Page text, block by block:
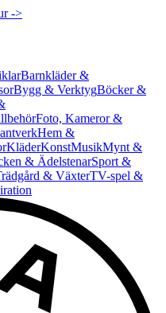
->
Barnkläder &
Bygg & VerktygBöcker &
Foto, Kameror &
Hem &
KläderKonstMusikMynt &
& ÄdelstenarSport &
& VäxterTV-spel &